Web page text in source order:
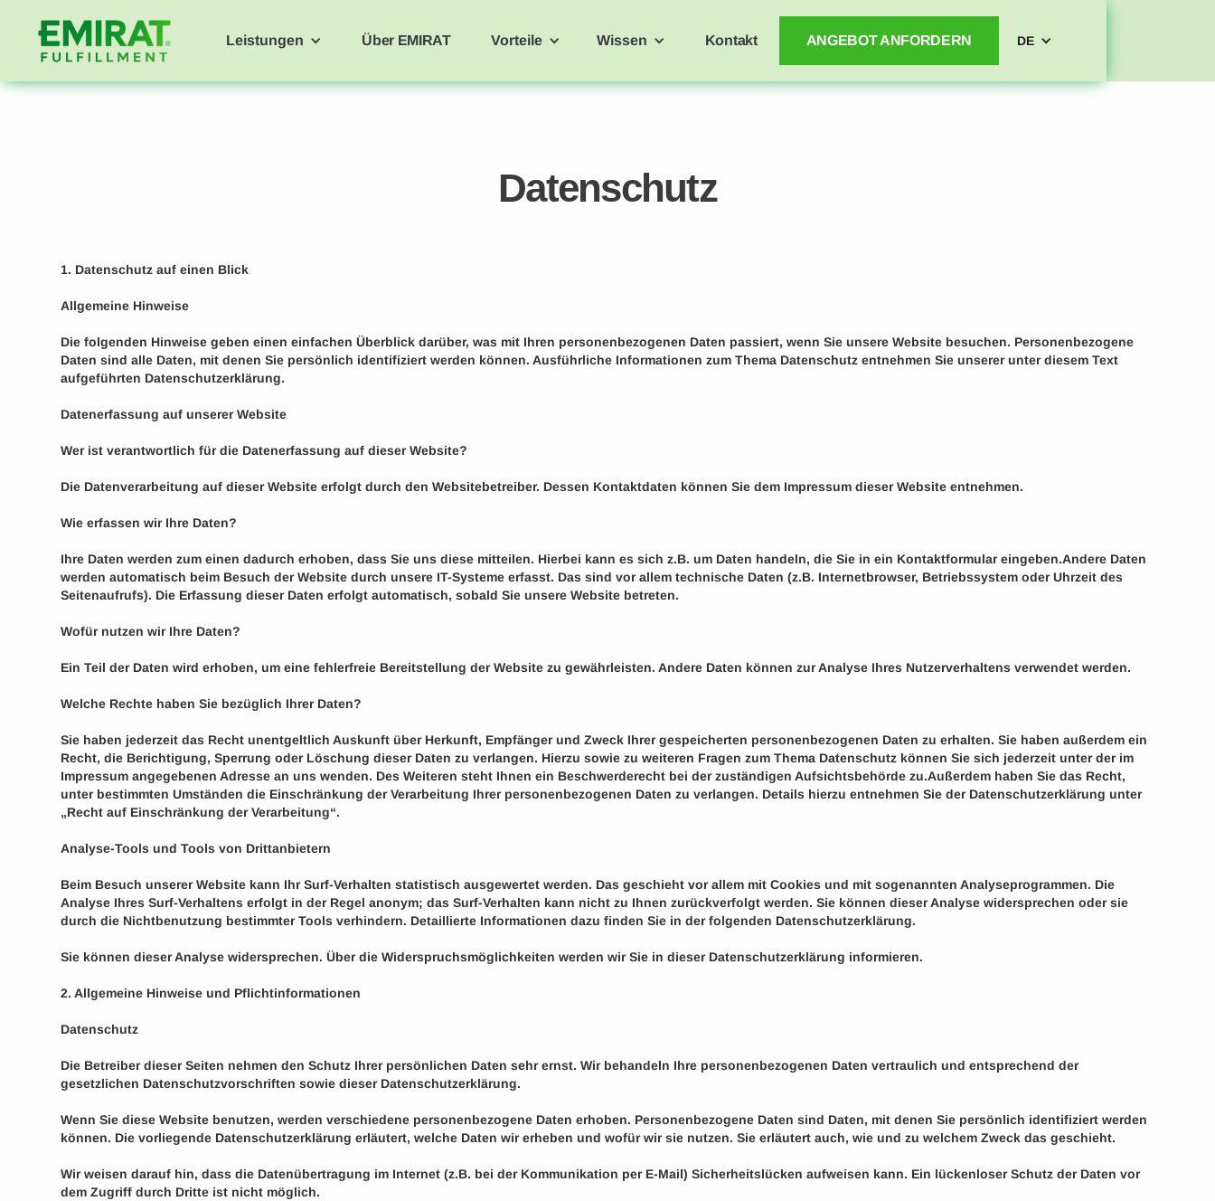
Leistungen Über EMIRAT Vorteile Wissen Kontakt ANGEBOT ANFORDERN DE
Datenschutz
1. Datenschutz auf einen Blick
Allgemeine Hinweise
Die folgenden Hinweise geben einen einfachen Überblick darüber, was mit Ihren personenbezogenen Daten passiert, wenn Sie unsere Website besuchen. Personenbezogene
Daten sind alle Daten, mit denen Sie persönlich identifiziert werden können. Ausführliche Informationen zum Thema Datenschutz entnehmen Sie unserer unter diesem Text
aufgeführten Datenschutzerklärung.
Datenerfassung auf unserer Website
Wer ist verantwortlich für die Datenerfassung auf dieser Website?
Die Datenverarbeitung auf dieser Website erfolgt durch den Websitebetreiber. Dessen Kontaktdaten können Sie dem Impressum dieser Website entnehmen.
Wie erfassen wir Ihre Daten?
Ihre Daten werden zum einen dadurch erhoben, dass Sie uns diese mitteilen. Hierbei kann es sich z.B. um Daten handeln, die Sie in ein Kontaktformular eingeben.Andere Daten
werden automatisch beim Besuch der Website durch unsere IT-Systeme erfasst. Das sind vor allem technische Daten (z.B. Internetbrowser, Betriebssystem oder Uhrzeit des
Seitenaufrufs). Die Erfassung dieser Daten erfolgt automatisch, sobald Sie unsere Website betreten.
Wofür nutzen wir Ihre Daten?
Ein Teil der Daten wird erhoben, um eine fehlerfreie Bereitstellung der Website zu gewährleisten. Andere Daten können zur Analyse Ihres Nutzerverhaltens verwendet werden.
Welche Rechte haben Sie bezüglich Ihrer Daten?
Sie haben jederzeit das Recht unentgeltlich Auskunft über Herkunft, Empfänger und Zweck Ihrer gespeicherten personenbezogenen Daten zu erhalten. Sie haben außerdem ein
Recht, die Berichtigung, Sperrung oder Löschung dieser Daten zu verlangen. Hierzu sowie zu weiteren Fragen zum Thema Datenschutz können Sie sich jederzeit unter der im
Impressum angegebenen Adresse an uns wenden. Des Weiteren steht Ihnen ein Beschwerderecht bei der zuständigen Aufsichtsbehörde zu.Außerdem haben Sie das Recht,
unter bestimmten Umständen die Einschränkung der Verarbeitung Ihrer personenbezogenen Daten zu verlangen. Details hierzu entnehmen Sie der Datenschutzerklärung unter
„Recht auf Einschränkung der Verarbeitung“.
Analyse-Tools und Tools von Drittanbietern
Beim Besuch unserer Website kann Ihr Surf-Verhalten statistisch ausgewertet werden. Das geschieht vor allem mit Cookies und mit sogenannten Analyseprogrammen. Die
Analyse Ihres Surf-Verhaltens erfolgt in der Regel anonym; das Surf-Verhalten kann nicht zu Ihnen zurückverfolgt werden. Sie können dieser Analyse widersprechen oder sie
durch die Nichtbenutzung bestimmter Tools verhindern. Detaillierte Informationen dazu finden Sie in der folgenden Datenschutzerklärung.
Sie können dieser Analyse widersprechen. Über die Widerspruchsmöglichkeiten werden wir Sie in dieser Datenschutzerklärung informieren.
2. Allgemeine Hinweise und Pflichtinformationen
Datenschutz
Die Betreiber dieser Seiten nehmen den Schutz Ihrer persönlichen Daten sehr ernst. Wir behandeln Ihre personenbezogenen Daten vertraulich und entsprechend der
gesetzlichen Datenschutzvorschriften sowie dieser Datenschutzerklärung.
Wenn Sie diese Website benutzen, werden verschiedene personenbezogene Daten erhoben. Personenbezogene Daten sind Daten, mit denen Sie persönlich identifiziert werden
können. Die vorliegende Datenschutzerklärung erläutert, welche Daten wir erheben und wofür wir sie nutzen. Sie erläutert auch, wie und zu welchem Zweck das geschieht.
Wir weisen darauf hin, dass die Datenübertragung im Internet (z.B. bei der Kommunikation per E-Mail) Sicherheitslücken aufweisen kann. Ein lückenloser Schutz der Daten vor
dem Zugriff durch Dritte ist nicht möglich.